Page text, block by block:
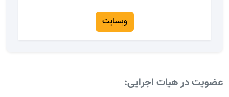
وبسایت
عضویت در هیات اجرایی: